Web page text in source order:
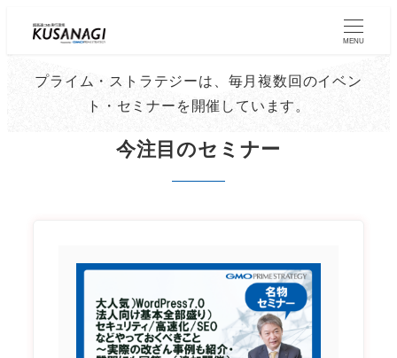
Skip
content
MENU
プライム・ストラテジーは、毎月複数回のイベン
ト・セミナーを開催しています。
今注目のセミナー